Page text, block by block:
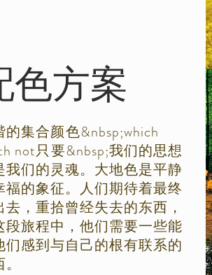
色方案
的集合颜色&nbsp;which
not只要&nbsp;我们的思想
我们的灵魂。大地色是平静
福的象征。人们期待着最终
去，重拾曾经失去的东西，
段旅程中，他们需要一些能
们感到与自己的根有联系的